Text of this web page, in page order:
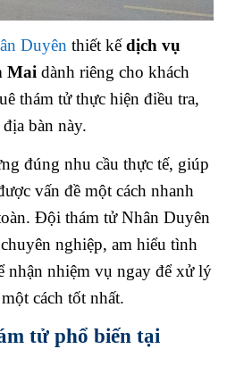
Duyên thiết kếdịch vụ
Mai dành riêng cho khách
thám tử thực hiện điều tra,
bàn này.
đúng nhu cầu thực tế, giúp
vấn đề một cách nhanh
Đội thám tử Nhân Duyên
nghiệp, am hiểu tình
nhận nhiệm vụ ngay để xử lý
cách tốt nhất.
tử phổ biến tại